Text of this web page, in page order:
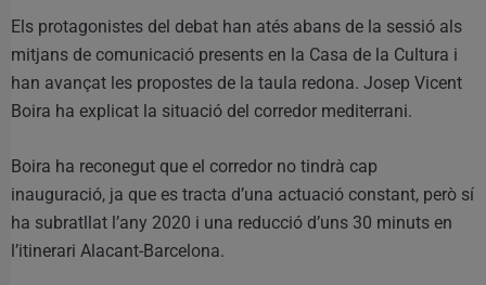
Els protagonistes del debat han atés abans de la sessió als
mitjans de comunicació presents en la Casa de la Cultura i
han avançat les propostes de la taula redona. Josep Vicent
Boira ha explicat la situació del corredor mediterrani.
Boira ha reconegut que el corredor no tindrà cap
inauguració, ja que es tracta d’una actuació constant, però sí
ha subratllat l’any 2020 i una reducció d’uns 30 minuts en
l’itinerari Alacant-Barcelona.